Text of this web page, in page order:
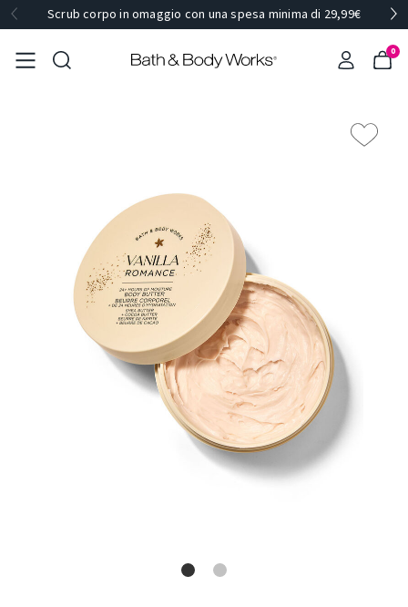
Scrub corpo in omaggio con una spesa minima di 29,99€
0